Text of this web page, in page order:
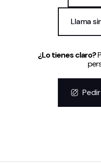
Llama
¿Lo tienes claro?